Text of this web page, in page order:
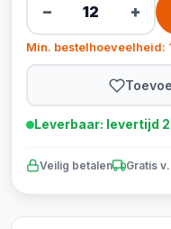
− +
Min. bestelhoeveelheid:
Leverbaar: levertijd
Veilig betalen Gratis